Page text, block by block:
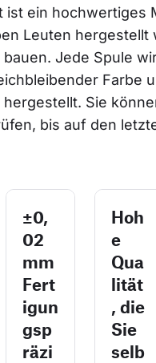
ist ein hochwertiges
Leuten hergestellt
Jede Spule
Farbe
hergestellt. Sie
bis auf den
±0,
02
mm
Fert
igun
gsp
räzi
Hoh
e
Qua
lität
, die
Sie
selb